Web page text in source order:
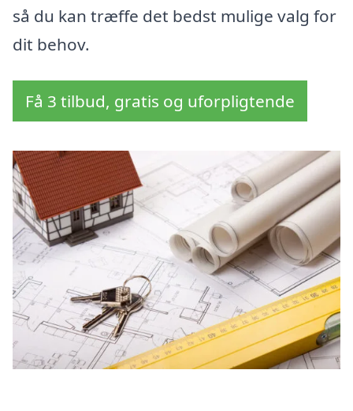
så du kan træffe det bedst mulige valg for
dit behov.
Få 3 tilbud, gratis og uforpligtende